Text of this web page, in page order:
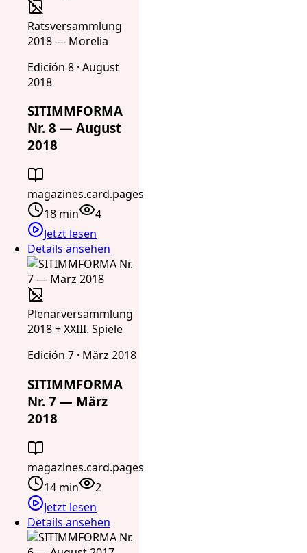
Ratsversammlung
2018 — Morelia
Edición 8 · August
2018
SITIMMFORMA
Nr. 8 — August
2018
magazines.card.pages
18 min
4
Jetzt lesen
Details ansehen
Plenarversammlung
2018 + XXIII. Spiele
Edición 7 · März 2018
SITIMMFORMA
Nr. 7 — März
2018
magazines.card.pages
14 min
2
Jetzt lesen
Details ansehen